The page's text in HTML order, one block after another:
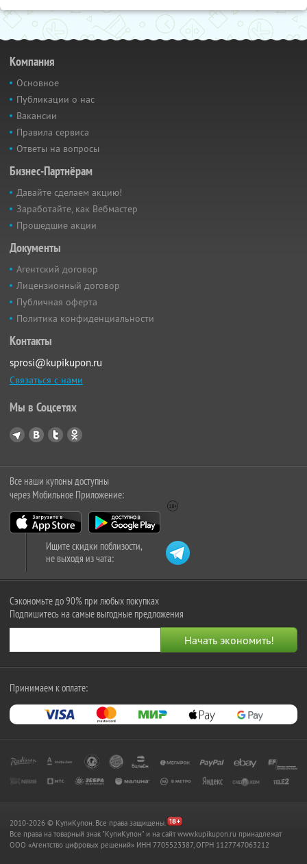
Компания
Основное
Публикации о нас
Вакансии
Правила сервиса
Ответы на вопросы
Бизнес-Партнёрам
Давайте сделаем акцию!
Заработайте, как Вебмастер
Прошедшие акции
Документы
Агентский договор
Лицензионный договор
Публичная оферта
Политика конфиденциальности
Контакты
sprosi@kupikupon.ru
Связаться с нами
Мы в Соцсетях
Все наши купоны доступны
через Мобильное Приложение:
Ищите скидки поблизости,
не выходя из чата:
Сэкономьте до 90% при любых покупках
Подпишитесь на самые выгодные предложения
Принимаем к оплате:
2010-2026 © КупиКупон. Все права защищены.
Все права на товарный знак "КупиКупон" и на сайт www.kupikupon.ru принадлежат
OOO «Агентство цифровых решений» ИНН 7705523387, ОГРН 1127747063212